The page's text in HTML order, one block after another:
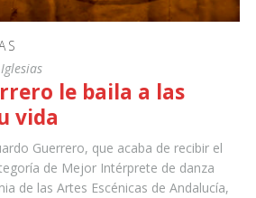
le baila a las
vida
Guerrero, que acaba de recibir el
de Mejor Intérprete de danza
de las Artes Escénicas de Andalucía,